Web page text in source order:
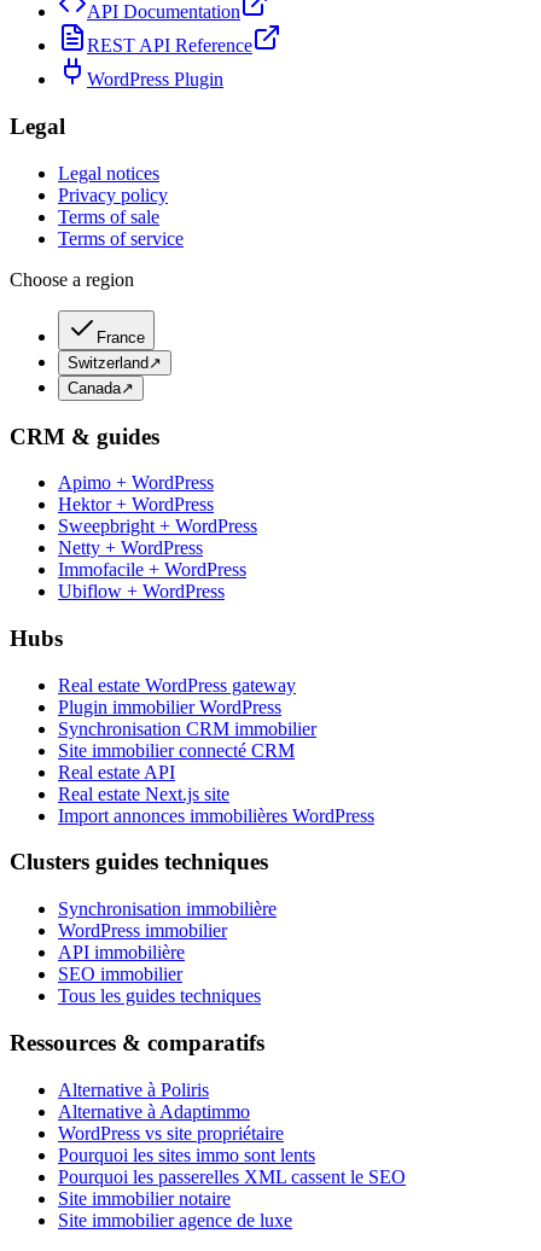
API Documentation
REST API Reference
WordPress Plugin
Legal
Legal notices
Privacy policy
Terms of sale
Terms of service
Choose a region
France
Switzerland ↗
Canada↗
CRM & guides
Apimo + WordPress
Hektor + WordPress
Sweepbright + WordPress
Netty + WordPress
Immofacile + WordPress
Ubiflow + WordPress
Hubs
Real estate WordPress gateway
Plugin immobilier WordPress
Synchronisation CRM immobilier
Site immobilier connecté CRM
Real estate API
Real estate Next.js site
Import annonces immobilières WordPress
Clusters guides techniques
Synchronisation immobilière
WordPress immobilier
API immobilière
SEO immobilier
Tous les guides techniques
Ressources & comparatifs
Alternative à Poliris
Alternative à Adaptimmo
WordPress vs site propriétaire
Pourquoi les sites immo sont lents
Pourquoi les passerelles XML cassent le SEO
Site immobilier notaire
Site immobilier agence de luxe